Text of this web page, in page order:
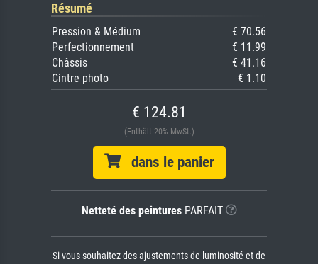
Résumé
Pression & Médium
€ 70.56
Perfectionnement
€ 11.99
Châssis
€ 41.16
Cintre photo
€ 1.10
€ 124.81
(Enthält 20% MwSt.)
dans le panier
Netteté des peinturesPARFAIT
Si vous souhaitez des ajustements de luminosité et de